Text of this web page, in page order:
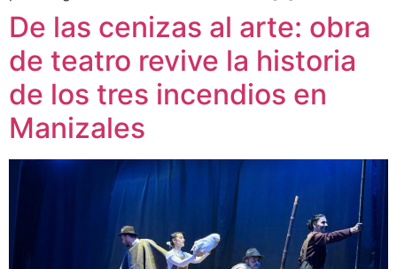
De las cenizas al arte: obra
de teatro revive la historia
de los tres incendios en
Manizales